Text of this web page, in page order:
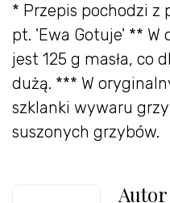
* Przepis pochodzi
pt. 'Ewa Gotuje' **
jest 125 g masła, co
dużą. *** W
szklanki wywaru
suszonych grzybów.
Autor